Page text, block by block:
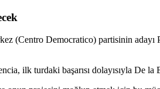
(Centro Democratico) partisinin adayı
ilk turdaki başarısı dolayısıyla De la